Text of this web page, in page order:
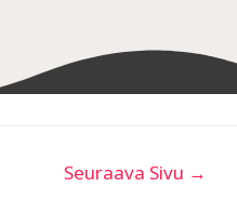
Seuraava Sivu →